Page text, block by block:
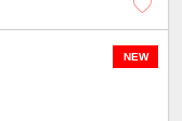
NEW